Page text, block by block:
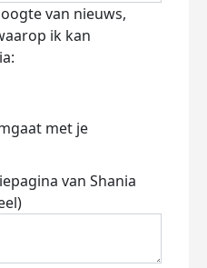
van nieuws,
ik kan
met je
van Shania